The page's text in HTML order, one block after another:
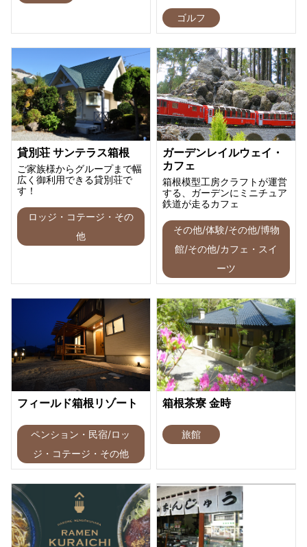
ゴルフ
貸別荘 サンテラス箱根
ご家族様からグループまで幅
広く御利用できる貸別荘で
す！
ロッジ・コテージ・その
他
ガーデンレイルウェイ・
カフェ
箱根模型工房クラフトが運営
する、ガーデンにミニチュア
鉄道が走るカフェ
その他/体験/その他/博物
館/その他/カフェ・スイ
ーツ
フィールド箱根リゾート
ペンション・民宿/ロッ
ジ・コテージ・その他
箱根茶寮 金時
旅館